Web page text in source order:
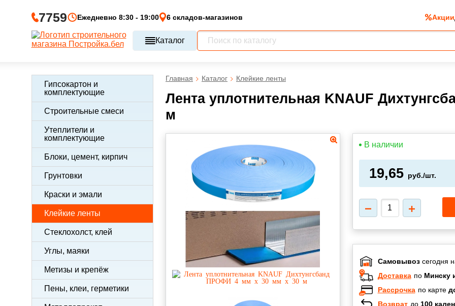
7759 Ежедневно 8:30 - 19:00 6 складов-магазинов Акции
Каталог
Гипсокартон и
комплектующие
Строительные смеси
Утеплители и
комплектующие
Блоки, цемент, кирпич
Грунтовки
Краски и эмали
Клейкие ленты
Стеклохолст, клей
Углы, маяки
Метизы и крепёж
Пены, клеи, герметики
Главная Каталог Клейкие ленты
Лента уплотнительная KNAUF
м
В наличии
19,65 руб./шт.
Самовывозсегодня
Доставка по Минску
Рассрочка по карте
Возврат до 100